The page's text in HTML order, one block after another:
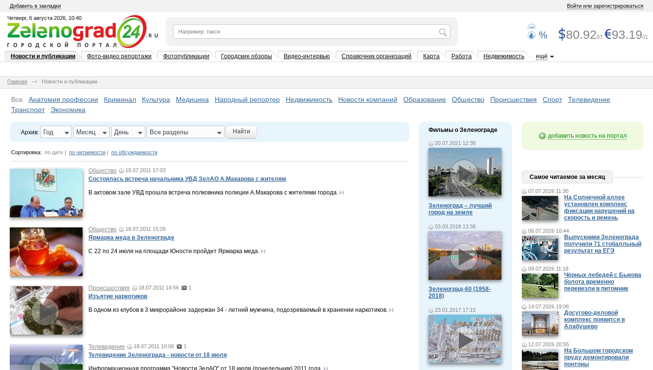
Добавить в закладки Войти или зарегистрироваться
Четверг, 6 августа 2026, 10:40
% 80.9293 93.1901
Новости и публикации Фото-видео репортажи Фотопубликации Городские обзоры Видео-интервью Справочник организаций Карта Работа Недвижимость ещё
Главная Новости и публикации
Все Анатомия профессии Криминал Культура Медицина Народный репортер Недвижимость Новости компаний Образование Общество Происшествия Спорт
Телевидение
Транспорт
Экономика
Архив: Год Месяц День Все разделы Найти
Сортировка: по дате | по читаемости | по обсуждаемости
Общество 18.07.2011 17:03
Состоялась встреча начальника УВД ЗелАО А.Макарова с жителям
В актовом зале УВД прошла встреча полковника полиции А.Макарова с жителями города.
Общество 18.07.2011 15:26
Ярмарка меда в Зеленограде
С 22 по 24 июля на площади Юности пройдет Ярмарка меда.
Происшествия 18.07.2011 14:56 1
Изъятие наркотиков
В одном из клубов в 3 микрорайоне задержан 34 - летний мужчина, подозреваемый в хранении наркотиков.
Телевидение 18.07.2011 10:00 1
Телевидение Зеленограда - новости от 18 июля
Информационная программа "Новости ЗелАО" от 18 июля (понедельник) 2011 года.
Фильмы о Зеленограде
20.07.2021 12:38
Зеленоград – лучший
город на земле
03.03.2018 13:38
Зеленоград-60 (1958-
2018)
23.01.2017 17:15
добавить новость на портал
Самое читаемое за месяц
07.07.2026 11:30
На Солнечной аллее
установлен комплекс
фиксации нарушений на
скорость и ремень
06.07.2026 10:44
Выпускники Зеленограда
получили 71 стобалльный
результат на ЕГЭ
09.07.2026 11:18
Чёрных лебедей с Быкова
болота временно
перевезли в питомник
14.07.2026 19:06
Досугово-деловой
комплекс появится в
Алабушево
12.07.2026 20:55
На Большом городском
пруду демонтировали
понтоны